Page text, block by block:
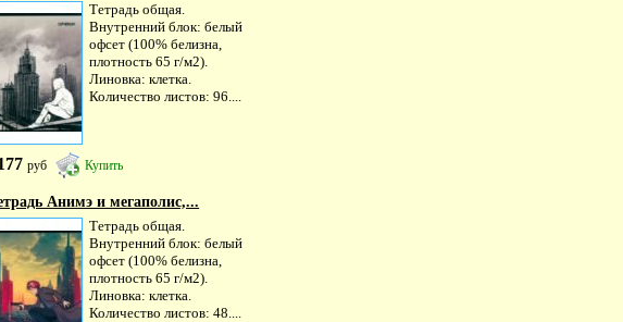
Тетрадь общая.
Внутренний блок: белый
офсет (100% белизна,
плотность 65 г/м2).
Линовка: клетка.
Количество листов: 96....
руб Купить
Анимэ и мегаполис,...
Тетрадь общая.
Внутренний блок: белый
офсет (100% белизна,
плотность 65 г/м2).
Линовка: клетка.
Количество листов: 48....